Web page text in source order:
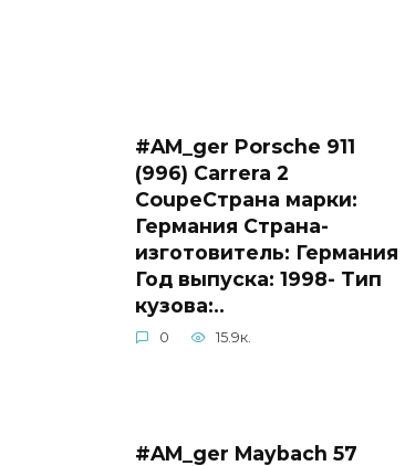
#AM_ger Porsche 911
(996) Carrera 2
CoupeСтрана марки:
Германия Страна-
изготовитель: Германия
Год выпуска: 1998- Тип
кузова:..
0 15.9к.
#AM_ger Maybach 57